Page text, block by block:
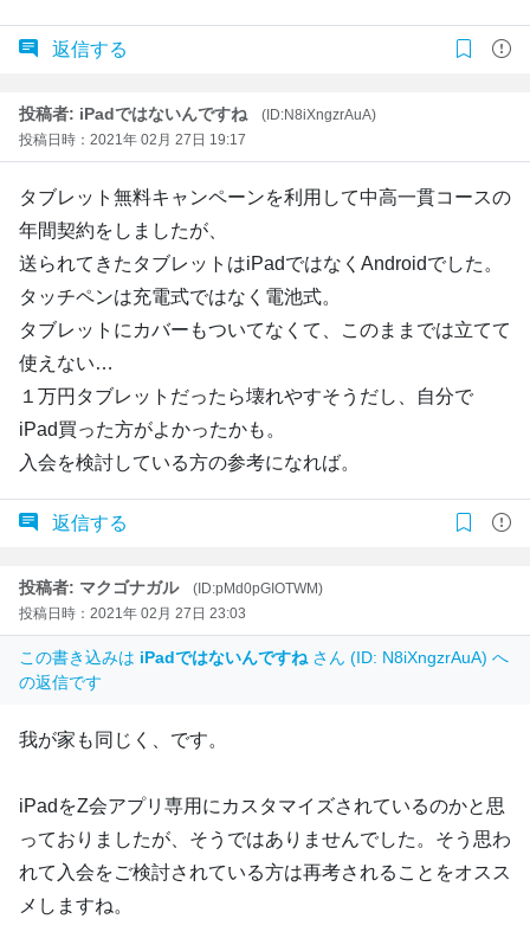
返信する
投稿者: iPadではないんですね
(ID:N8iXngzrAuA)
投稿日時：2021年 02月 27日 19:17
タブレット無料キャンペーンを利用して中高一貫コースの
年間契約をしましたが、
送られてきたタブレットはiPadではなくAndroidでした。
タッチペンは充電式ではなく電池式。
タブレットにカバーもついてなくて、このままでは立てて
使えない…
１万円タブレットだったら壊れやすそうだし、自分で
iPad買った方がよかったかも。
入会を検討している方の参考になれば。
返信する
投稿者: マクゴナガル
(ID:pMd0pGIOTWM)
投稿日時：2021年 02月 27日 23:03
この書き込みは iPadではないんですね さん (ID: N8iXngzrAuA) へ
の返信です
我が家も同じく、です。
iPadをZ会アプリ専用にカスタマイズされているのかと思
っておりましたが、そうではありませんでした。そう思わ
れて入会をご検討されている方は再考されることをオスス
メしますね。